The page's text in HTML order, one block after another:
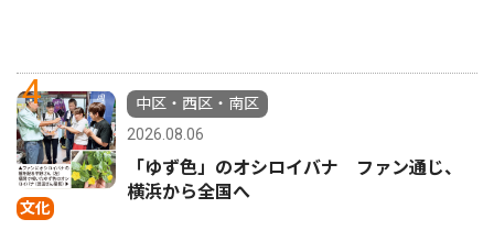
4
文化
中区・西区・南区
2026.08.06
「ゆず色」のオシロイバナ ファン通じ、
横浜から全国へ